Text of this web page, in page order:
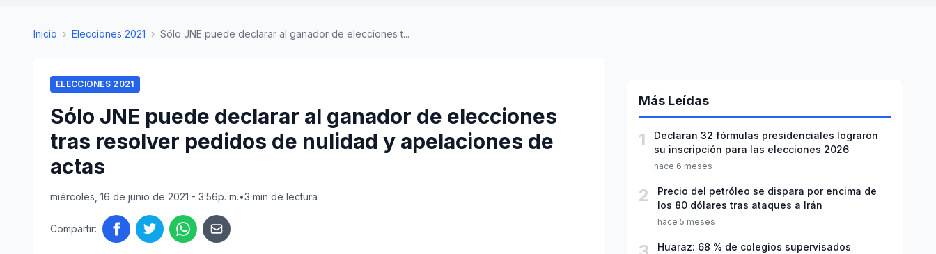
Inicio › Elecciones 2021 › Sólo JNE puede declarar al ganador de elecciones t...
ELECCIONES 2021
Sólo JNE puede declarar al ganador de elecciones
tras resolver pedidos de nulidad y apelaciones de
actas
miércoles, 16 de junio de 2021 - 3:56p. m.•3 min de lectura
Compartir:
Más Leídas
1
Declaran 32 fórmulas presidenciales lograron
su inscripción para las elecciones 2026
hace 6 meses
2
Precio del petróleo se dispara por encima de
los 80 dólares tras ataques a Irán
hace 5 meses
Huaraz: 68 % de colegios supervisados